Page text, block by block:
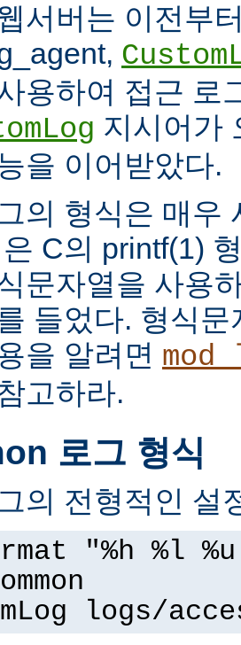
서버는 이전부
용하여 접근 로
지시어가
을 이어받았다.
의 형식은 매우
C의 printf(1)
문자열을 사용
들었다. 형식
을 알려면
고하라.
로그 형식
의 전형적인 설
"%h %l
logs/